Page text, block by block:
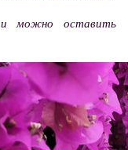
можно оставить